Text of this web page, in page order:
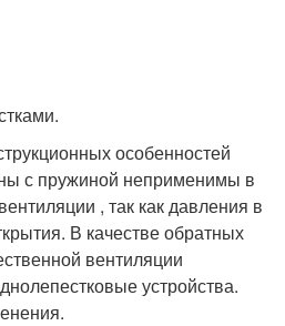
особенностей
с пружиной неприменимы в
, так как давления в
В качестве обратных
вентиляции
устройства.